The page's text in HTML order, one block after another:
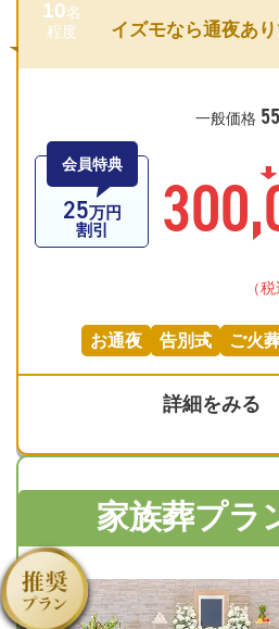
10名
程度
イズモなら通夜あ
会員特典
25万円
割引
一般価格
（
お通夜 告別式 ご火
詳細をみる
家族葬プラ